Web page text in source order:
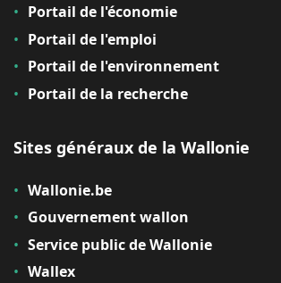
Portail de l'économie
Portail de l'emploi
Portail de l'environnement
Portail de la recherche
Sites généraux de la Wallonie
Wallonie.be
Gouvernement wallon
Service public de Wallonie
Wallex